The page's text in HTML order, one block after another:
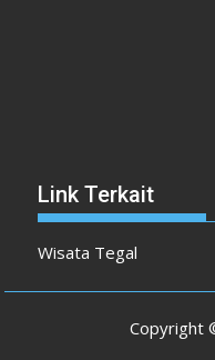
Link Terkait
Wisata Tegal
Copyright